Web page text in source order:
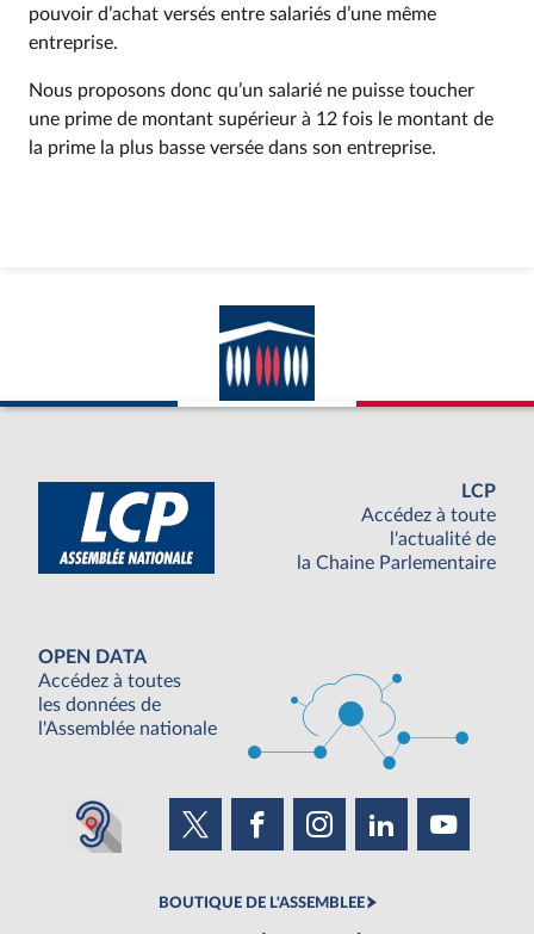
pouvoir d’achat versés entre salariés d’une même
entreprise.
Nous proposons donc qu’un salarié ne puisse toucher
une prime de montant supérieur à 12 fois le montant de
la prime la plus basse versée dans son entreprise.
LCP
Accédez à toute
l'actualité de
la Chaine Parlementaire
OPEN DATA
Accédez à toutes
les données de
l'Assemblée nationale
BOUTIQUE DE L'ASSEMBLEE